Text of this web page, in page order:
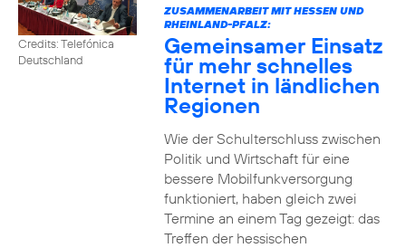
Credits: Telefónica
Deutschland
ZUSAMMENARBEIT MIT HESSEN UND
RHEINLAND-PFALZ:
Gemeinsamer Einsatz
für mehr schnelles
Internet in ländlichen
Regionen
Wie der Schulterschluss zwischen
Politik und Wirtschaft für eine
bessere Mobilfunkversorgung
funktioniert, haben gleich zwei
Termine an einem Tag gezeigt: das
Treffen der hessischen